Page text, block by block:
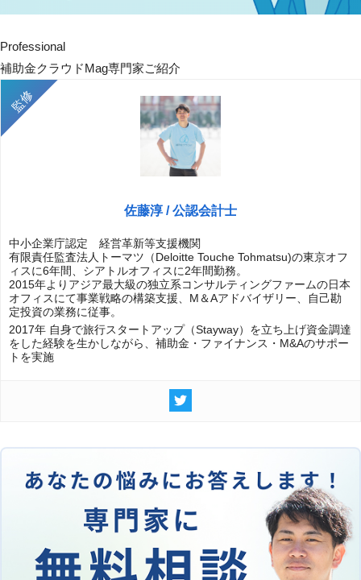
Professional
補助金クラウドMag専門家ご紹介
佐藤淳 / 公認会計士
中小企業庁認定 経営革新等支援機関
有限責任監査法人トーマツ（Deloitte Touche Tohmatsu)の東京オフ
ィスに6年間、シアトルオフィスに2年間勤務。
2015年よりアジア最大級の独立系コンサルティングファームの日本
オフィスにて事業戦略の構築支援、M＆Aアドバイザリー、自己勘
定投資の業務に従事。
2017年 自身で旅行スタートアップ（Stayway）を立ち上げ資金調達
をした経験を生かしながら、補助金・ファイナンス・M&Aのサポー
トを実施